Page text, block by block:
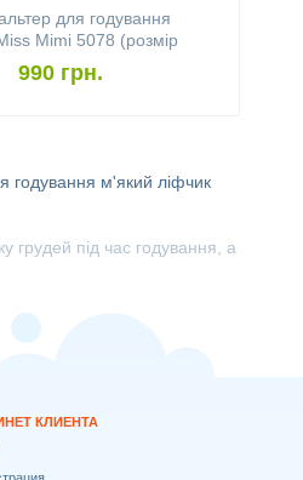
для годування
Mimi 5078 (розмір
75D, Black)
990 грн.
годування м'який ліфчик
грудей під час годування, а
КЛИЕНТА